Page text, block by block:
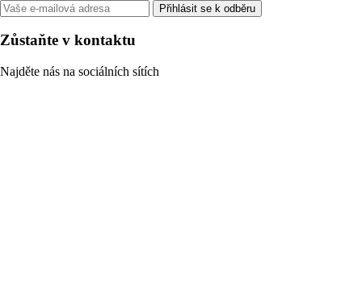
Přihlásit se k odběru
Zůstaňte v kontaktu
Najděte nás na sociálních sítích